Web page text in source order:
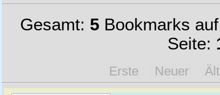
Gesamt: 5Bookmarks
Seite:
Erste Neuer